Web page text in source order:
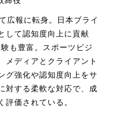
広報に転身。日本ブライ
して認知度向上に貢献
も豊富。スポーツビジ
メディアとクライアント
グ強化や認知度向上をサ
対する柔軟な対応で、成
価されている。